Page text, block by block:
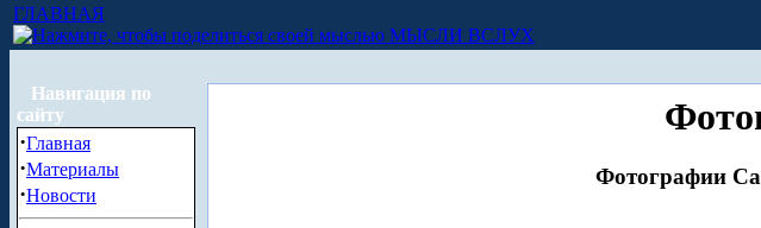
ГЛАВНАЯ
МЫСЛИ ВСЛУХ
Навигация по
сайту
·Главная
·Материалы
·Новости
Фотографии